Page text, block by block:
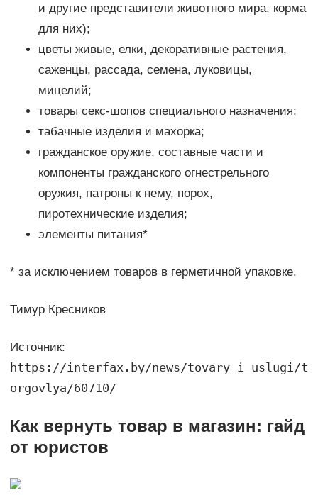
и другие представители животного мира, корма
для них);
цветы живые, елки, декоративные растения,
саженцы, рассада, семена, луковицы,
мицелий;
товары секс-шопов специального назначения;
табачные изделия и махорка;
гражданское оружие, составные части и
компоненты гражданского огнестрельного
оружия, патроны к нему, порох,
пиротехнические изделия;
элементы питания*
* за исключением товаров в герметичной упаковке.
Тимур Кресников
Источник:
https://interfax.by/news/tovary_i_uslugi/t
orgovlya/60710/
Как вернуть товар в магазин: гайд
от юристов